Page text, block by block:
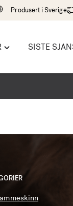
Produsert i Sverige
Toggle
SISTE